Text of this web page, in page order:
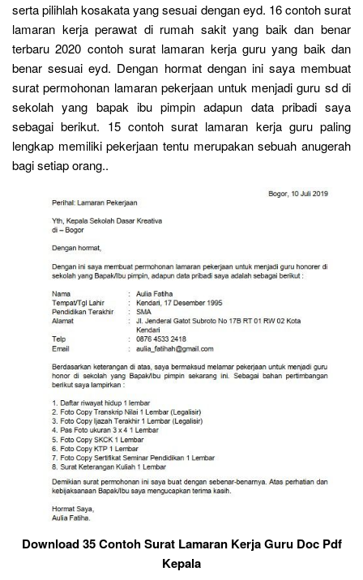
serta pilihlah kosakata yang sesuai dengan eyd. 16 contoh surat
lamaran kerja perawat di rumah sakit yang baik dan benar
terbaru 2020 contoh surat lamaran kerja guru yang baik dan
benar sesuai eyd. Dengan hormat dengan ini saya membuat
surat permohonan lamaran pekerjaan untuk menjadi guru sd di
sekolah yang bapak ibu pimpin adapun data pribadi saya
sebagai berikut. 15 contoh surat lamaran kerja guru paling
lengkap memiliki pekerjaan tentu merupakan sebuah anugerah
bagi setiap orang..
Download 35 Contoh Surat Lamaran Kerja Guru Doc Pdf
Kepala